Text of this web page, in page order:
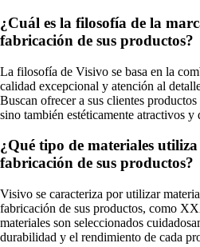
¿Cuál es la filosofía de la
fabricación de sus productos?
La filosofía de Visivo se basa en la
calidad excepcional y atención al
Buscan ofrecer a sus clientes
sino también estéticamente atractivos y
¿Qué tipo de materiales
fabricación de sus productos?
Visivo se caracteriza por utilizar
fabricación de sus productos, como
materiales son seleccionados
durabilidad y el rendimiento de cada